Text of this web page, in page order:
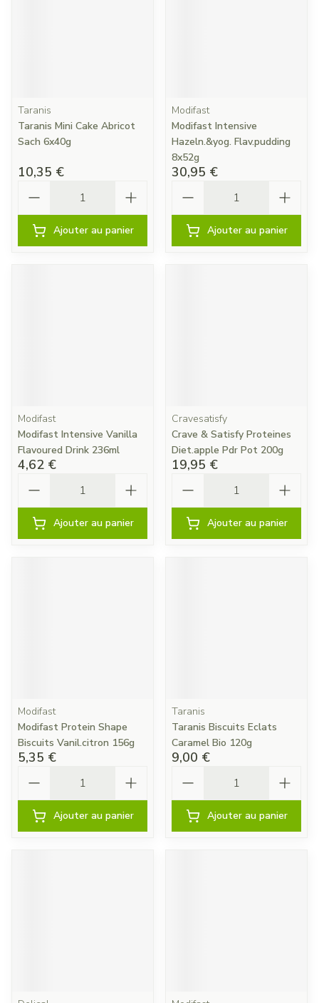
Taranis
Taranis Mini Cake Abricot
Sach 6x40g
10,35 €
Ajouter au panier
Modifast
Modifast Intensive
Hazeln.&yog. Flav.pudding
8x52g
30,95 €
Ajouter au panier
Modifast
Modifast Intensive Vanilla
Flavoured Drink 236ml
4,62 €
Ajouter au panier
Cravesatisfy
Crave & Satisfy Proteines
Diet.apple Pdr Pot 200g
19,95 €
Ajouter au panier
Modifast
Modifast Protein Shape
Biscuits Vanil.citron 156g
5,35 €
Ajouter au panier
Taranis
Taranis Biscuits Eclats
Caramel Bio 120g
9,00 €
Ajouter au panier